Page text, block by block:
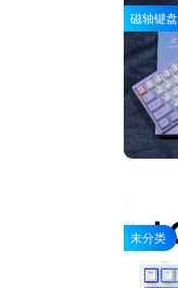
磁轴键盘
未分类